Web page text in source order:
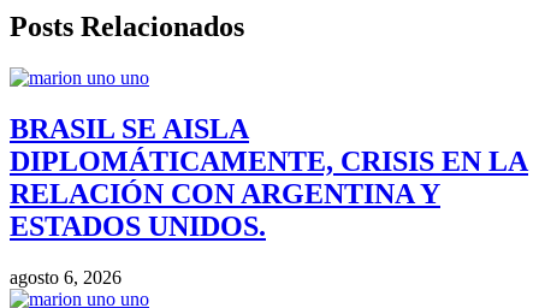
Posts Relacionados
BRASIL SE AISLA
DIPLOMÁTICAMENTE, CRISIS EN LA
RELACIÓN CON ARGENTINA Y
ESTADOS UNIDOS.
agosto 6, 2026